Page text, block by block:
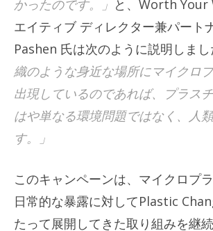
かったのです。」 と、Worth Your
エイティブ ディレクター兼パート
Pashen 氏は次のように説明しまし
織のような身近な場所にマイクロ
出現しているのであれば、プラス
はや単なる環境問題ではなく、人
す。」
このキャンペーンは、マイクロプ
日常的な暴露に対してPlastic
たって展開してきた取り組みを継